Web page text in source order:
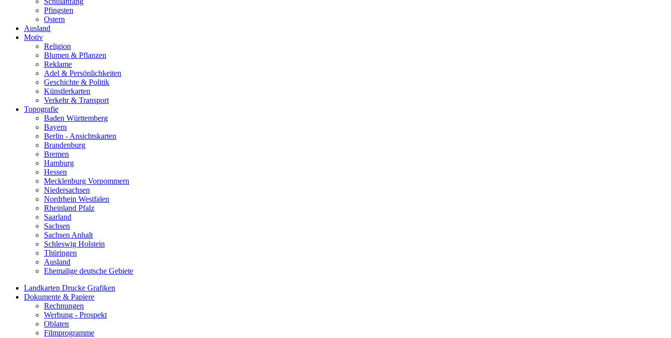
Pfingsten
Ostern
Ausland
Motiv
Religion
Blumen & Pflanzen
Reklame
Adel & Persönlichkeiten
Geschichte & Politik
Künstlerkarten
Verkehr & Transport
Topografie
Baden Württemberg
Bayern
Berlin - Ansichtskarten
Brandenburg
Bremen
Hamburg
Hessen
Mecklenburg Vorpommern
Niedersachsen
Nordrhein Westfalen
Rheinland Pfalz
Saarland
Sachsen
Sachsen Anhalt
Schleswig Holstein
Thüringen
Ausland
Ehemalige deutsche Gebiete
Landkarten Drucke Grafiken
Dokumente & Papiere
Rechnungen
Werbung - Prospekt
Oblaten
Filmprogramme